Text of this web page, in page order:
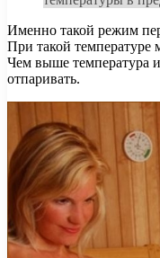
Именно такой режим
При такой температуре
Чем выше температура
отпаривать.